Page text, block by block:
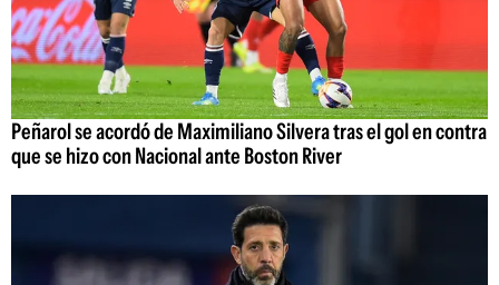
Peñarol se acordó de Maximiliano Silvera tras el gol en contra
que se hizo con Nacional ante Boston River